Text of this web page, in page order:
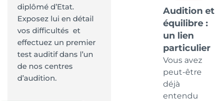
diplômé d’Etat.
Exposez lui en détail
vos difficultés et
effectuez un premier
test auditif dans l’un
de nos centres
d’audition.
Audition et
équilibre :
un lien
particulier
Vous avez
peut-être
déjà
entendu